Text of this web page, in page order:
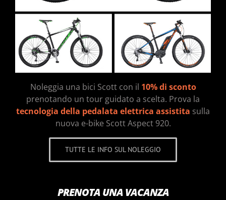
Noleggia una bici Scott con il 10% di sconto
prenotando un tour guidato a scelta. Prova la
tecnologia della pedalata elettrica assistita sulla
nuova e-bike Scott Aspect 920.
TUTTE LE INFO SUL NOLEGGIO
PRENOTA UNA VACANZA